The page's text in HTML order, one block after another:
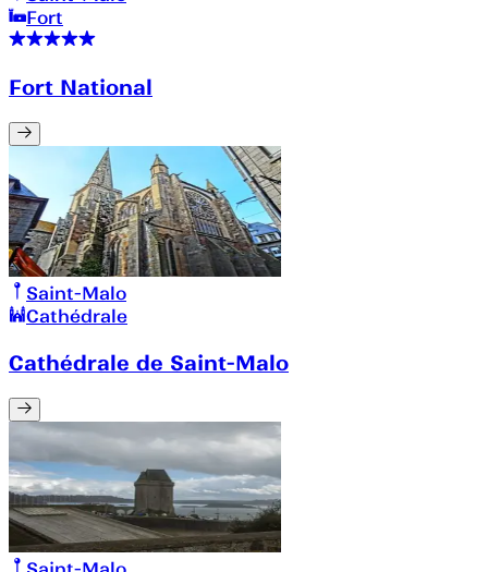
Fort
Fort National
Saint-Malo
Cathédrale
Cathédrale de Saint-Malo